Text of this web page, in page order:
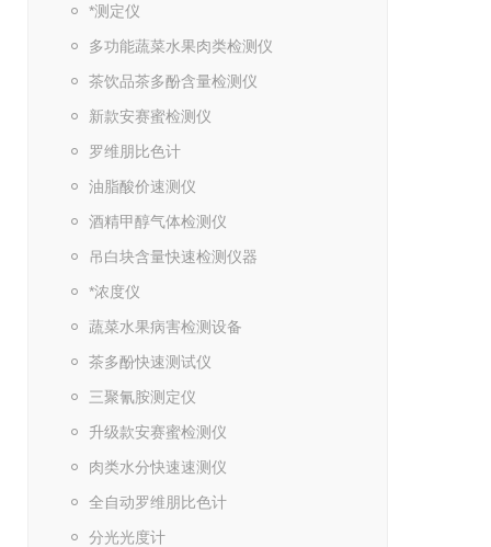
*测定仪
多功能蔬菜水果肉类检测仪
茶饮品茶多酚含量检测仪
新款安赛蜜检测仪
罗维朋比色计
油脂酸价速测仪
酒精甲醇气体检测仪
吊白块含量快速检测仪器
*浓度仪
蔬菜水果病害检测设备
茶多酚快速测试仪
三聚氰胺测定仪
升级款安赛蜜检测仪
肉类水分快速速测仪
全自动罗维朋比色计
分光光度计